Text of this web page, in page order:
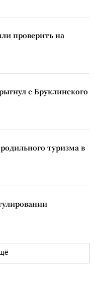
проверить на
с Бруклинского
туризма в